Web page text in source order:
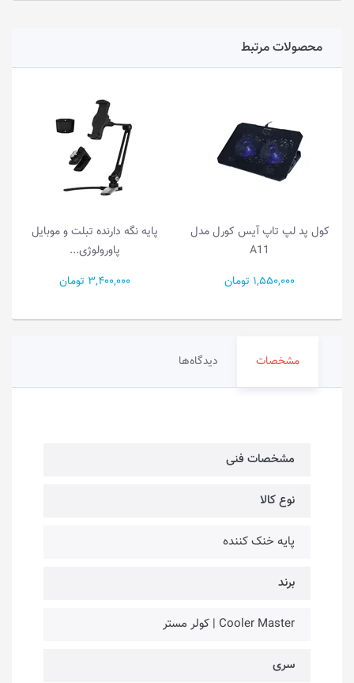
محصولات مرتبط
کول پد لپ تاپ آیس کورل مدل
A11
1,550,000 تومان
پایه نگه دارنده تبلت و موبایل
پاورولوژی...
3,400,000 تومان
مشخصات دیدگاه‌ها
مشخصات فنی
نوع کالا
پایه خنک کننده
برند
Cooler Master | کولر مستر
سری